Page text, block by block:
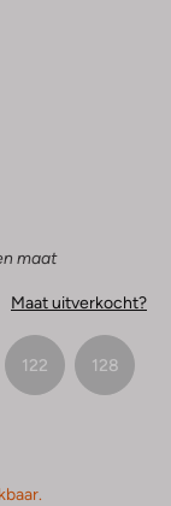
maat
Maat uitverkocht?
122 128